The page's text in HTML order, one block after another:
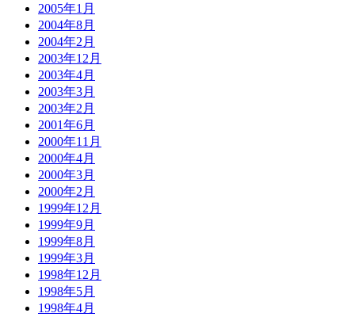
2005年1月
2004年8月
2004年2月
2003年12月
2003年4月
2003年3月
2003年2月
2001年6月
2000年11月
2000年4月
2000年3月
2000年2月
1999年12月
1999年9月
1999年8月
1999年3月
1998年12月
1998年5月
1998年4月